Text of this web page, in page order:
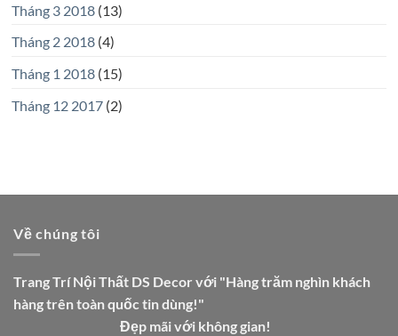
Tháng 3 2018(13)
Tháng 2 2018(4)
Tháng 1 2018(15)
Tháng 12 2017(2)
Về chúng tôi
Trang Trí Nội Thất DS Decor với "Hàng trăm nghìn khách
hàng trên toàn quốc tin dùng!"
Đẹp mãi với không gian!